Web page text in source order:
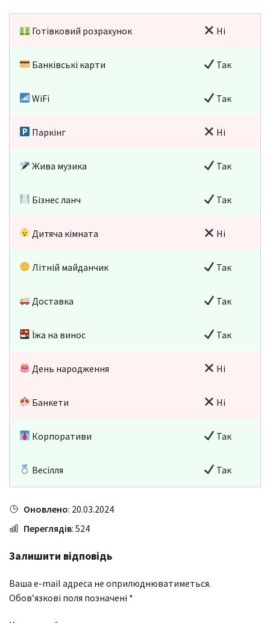
Готівковий розрахунок Ні
Банківські карти Так
WiFi Так
Паркінг Ні
Жива музика Так
Бізнес ланч Так
Дитяча кімната Ні
Літній майданчик Так
Доставка Так
Їжа на винос Так
День народження Ні
Банкети Ні
Корпоративи Так
Весілля Так
Оновлено: 20.03.2024
Переглядів: 524
Залишити відповідь
Ваша e-mail адреса не оприлюднюватиметься.
Обов’язкові поля позначені *